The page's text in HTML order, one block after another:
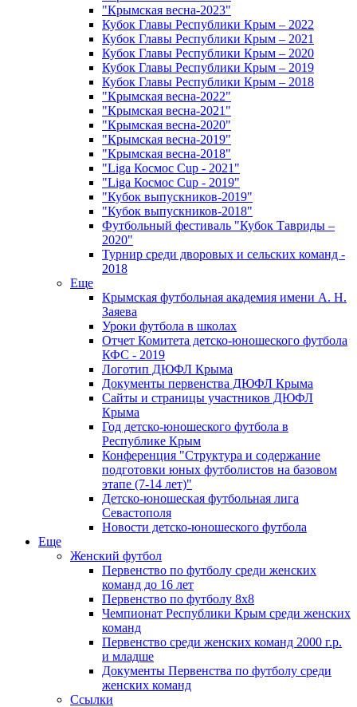
"Крымская весна-2023"
Кубок Главы Республики Крым – 2022
Кубок Главы Республики Крым – 2021
Кубок Главы Республики Крым – 2020
Кубок Главы Республики Крым – 2019
Кубок Главы Республики Крым – 2018
"Крымская весна-2022"
"Крымская весна-2021"
"Крымская весна-2020"
"Крымская весна-2019"
"Крымская весна-2018"
"Liga Космос Cup - 2021"
"Liga Космос Cup - 2019"
"Кубок выпускников-2019"
"Кубок выпускников-2018"
Футбольный фестиваль "Кубок Тавриды –
2020"
Турнир среди дворовых и сельских команд -
2018
Еще
Крымская футбольная академия имени А. Н.
Заяева
Уроки футбола в школах
Отчет Комитета детско-юношеского футбола
КФС - 2019
Логотип ДЮФЛ Крыма
Документы первенства ДЮФЛ Крыма
Сайты и страницы участников ДЮФЛ
Крыма
Год детско-юношеского футбола в
Республике Крым
Конференция "Структура и содержание
подготовки юных футболистов на базовом
этапе (7-14 лет)"
Детско-юношеская футбольная лига
Севастополя
Новости детско-юношеского футбола
Еще
Женский футбол
Первенство по футболу среди женских
команд до 16 лет
Первенство по футболу 8х8
Чемпионат Республики Крым среди женских
команд
Первенство среди женских команд 2000 г.р.
и младше
Документы Первенства по футболу среди
женских команд
Ссылки